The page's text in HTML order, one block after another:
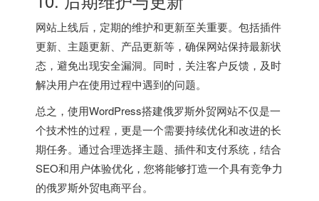
网站上线后，定期的维护和更新至关重要。包括插件
更新、主题更新、产品更新等，确保网站保持最新状
态，避免出现安全漏洞。同时，关注客户反馈，及时
解决用户在使用过程中遇到的问题。
总之，使用WordPress搭建俄罗斯外贸网站不仅是一
个技术性的过程，更是一个需要持续优化和改进的长
期任务。通过合理选择主题、插件和支付系统，结合
SEO和用户体验优化，您将能够打造一个具有竞争力
的俄罗斯外贸电商平台。